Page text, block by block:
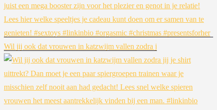
Wil jij ook dat vrouwen in katzwijm vallen zodra j